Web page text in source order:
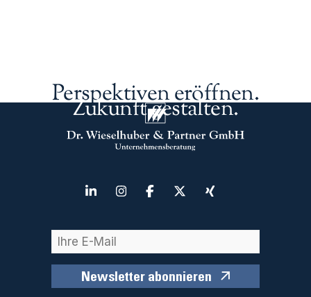
Newsletter abonnieren
Perspektiven eröffnen.
Zukunft gestalten.